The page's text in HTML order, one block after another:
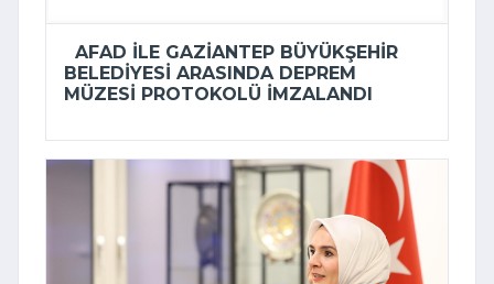
AFAD ILE GAZIANTEP BÜYÜKŞEHIR
BELEDIYESI ARASINDA DEPREM
MÜZESI PROTOKOLÜ IMZALANDI